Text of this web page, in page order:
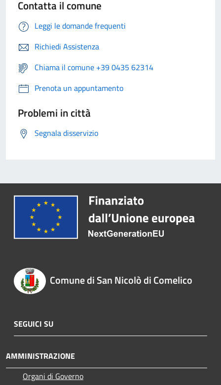
Contatta il comune
Leggi le domande frequenti
Richiedi Assistenza
Chiama il comune +39 0435 62314
Prenota un appuntamento
Problemi in città
Segnala disservizio
Comune di San Nicolò di Comelico
SEGUICI SU
AMMINISTRAZIONE
Organi di Governo